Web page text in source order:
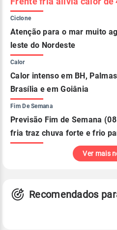
Ciclone
Atenção para o mar muito
leste do Nordeste
Calor
Calor intenso em BH,
Brasília e em Goiânia
Fim De Semana
Previsão Fim de Semana
fria traz chuva forte e frio
Ver mais
Recomendados